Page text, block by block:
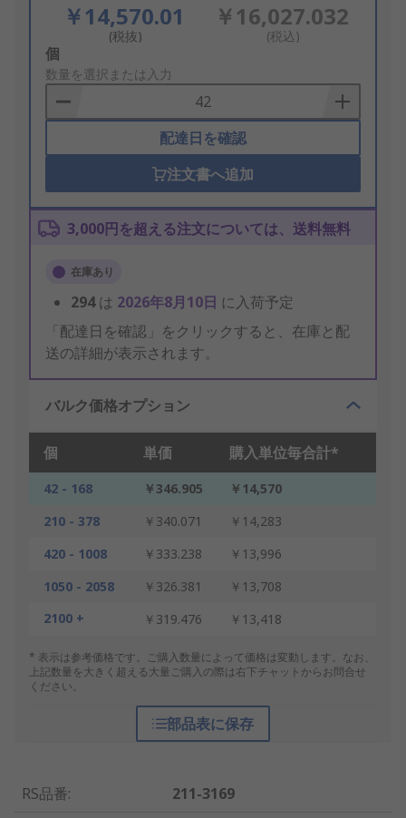
￥14,570.01
(税抜)
￥16,027.032
(税込)
Add
to
Basket
個
数量を選択または入力
配達日を確認
注文書へ追加
3,000円を超える注文については、送料無料
在庫あり
294は 2026年8月10日 に入荷予定
「配達日を確認」をクリックすると、在庫と配
送の詳細が表示されます。
バルク価格オプション
個 単価 購入単位毎合計*
42 - 168 ￥346.905
￥14,570
210 - 378
￥340.071
￥14,283
420 - 1008
￥333.238
￥13,996
1050 - 2058
￥326.381
￥13,708
2100 +
￥319.476 ￥13,418
* 表示は参考価格です。ご購入数量によって価格は変動します。なお、
上記数量を大きく超える大量ご購入の際は右下チャットからお問合せ
ください。
部品表に保存
RS品番:
211-3169